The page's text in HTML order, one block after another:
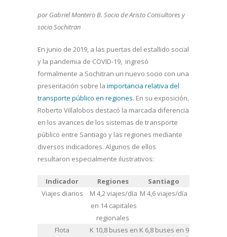
por Gabriel Montero B. Socio de Aristo Consultores y
socio Sochitran
En junio de 2019, a las puertas del estallido social
y la pandemia de COVID-19, ingresó
formalmente a Sochitran un nuevo socio con una
presentación sobre la importancia relativa del
transporte público en regiones. En su exposición,
Roberto Villalobos destacó la marcada diferencia
en los avances de los sistemas de transporte
público entre Santiago y las regiones mediante
diversos indicadores. Algunos de ellos
resultaron especialmente ilustrativos:
Indicador Regiones
Santiago
Viajes diarios
M 4,2 viajes/día
en 14 capitales
regionales
M 4,6 viajes/día
Flota
K 10,8 buses en K 6,8 buses en 9